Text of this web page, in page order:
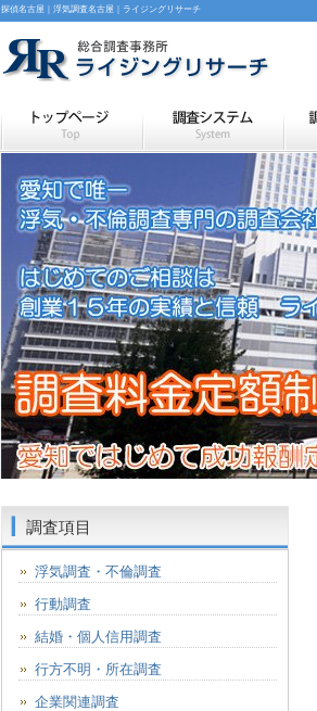
探偵名古屋｜浮気調査名古屋｜ライジングリサーチ
調査項目
浮気調査・不倫調査
行動調査
結婚・個人信用調査
行方不明・所在調査
企業関連調査